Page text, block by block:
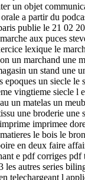
un objet
a partir du
publie le 21 02
aux puces
lexique le
un marchand une
un stand une
epoques un siecle le
vingtieme siecle l
un matelas un
une broderie une
imprimee
le bois le
en deux faire
e pdf corriges
les autres series
telechargeant l